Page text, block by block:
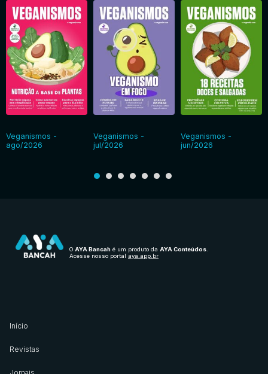
Veganismos -
ago/2026
Veganismos -
jul/2026
Veganismos -
jun/2026
O AYA Bancah é um produto da AYA Conteúdos.
Acesse nosso portal aya.app.br
Início
Revistas